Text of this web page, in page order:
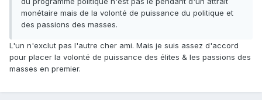
monétaire mais de la volonté de puissance du politique et
des passions des masses.
L'un n'exclut pas l'autre cher ami. Mais je suis assez d'accord
pour placer la volonté de puissance des élites & les passions des
masses en premier.